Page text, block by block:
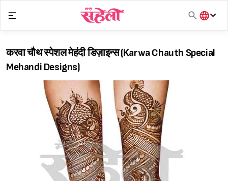
content
हिंदी
मराठी
करवा चौथ स्पेशल मेहंदी डिज़ाइन्स (Karwa Chauth Special
Mehandi Designs)